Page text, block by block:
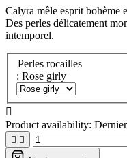
Calyra mêle esprit bohème
Des perles délicatement
intemporel.
Perles rocailles
: Rose girly

Product availability:
 